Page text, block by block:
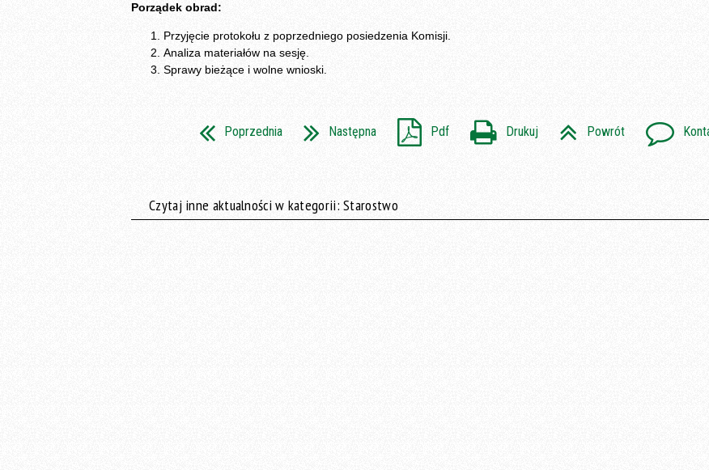
Porządek obrad:
Przyjęcie protokołu z poprzedniego posiedzenia Komisji.
Analiza materiałów na sesję.
Sprawy bieżące i wolne wnioski.
Poprzednia Następna Pdf Drukuj Powrót
Czytaj inne aktualności w kategorii: Starostwo